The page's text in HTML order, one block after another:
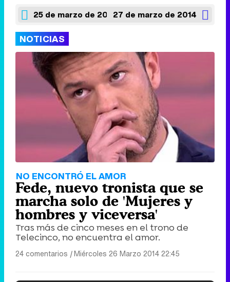
25 de marzo de 201427 de marzo de 2014
NOTICIAS
NO ENCONTRÓ EL AMOR
Fede, nuevo tronista que se
marcha solo de 'Mujeres y
hombres y viceversa'
Tras más de cinco meses en el trono de
Telecinco, no encuentra el amor.
24 comentarios |Miércoles 26 Marzo 2014 22:45